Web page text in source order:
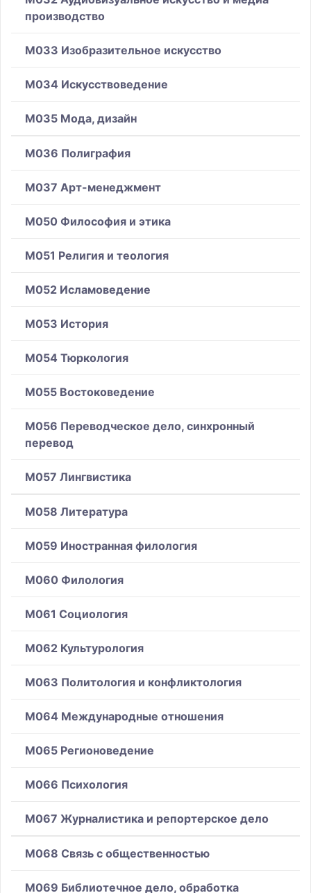
производство
M033 Изобразительное искусство
M034 Искусствоведение
M035 Мода, дизайн
M036 Полиграфия
M037 Арт-менеджмент
M050 Философия и этика
M051 Религия и теология
M052 Исламоведение
M053 История
M054 Тюркология
M055 Востоковедение
M056 Переводческое дело, синхронный
перевод
M057 Лингвистика
M058 Литература
M059 Иностранная филология
M060 Филология
M061 Социология
M062 Культурология
M063 Политология и конфликтология
M064 Международные отношения
M065 Регионоведение
M066 Психология
M067 Журналистика и репортерское дело
M068 Связь с общественностью
M069 Библиотечное дело, обработка